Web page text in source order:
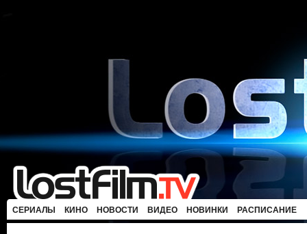
СЕРИАЛЫ КИНО НОВОСТИ ВИДЕО НОВИНКИ РАСПИСАНИЕ